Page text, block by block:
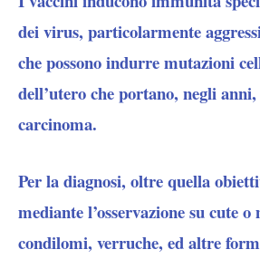
dei virus, particolarmente
che possono indurre mutazioni
dell’utero che portano, negli
carcinoma.
Per la diagnosi, oltre quella
mediante l’osservazione su cute o
condilomi, verruche, ed altre